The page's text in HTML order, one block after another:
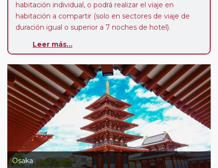
habitación individual, o podrá realizar el viaje en
habitación a compartir (solo en sectores de viaje de
duración igual o superior a 7 noches de hotel).
año, ofrece a los pasajeros que ya hayan viajado con
nuestro Club de Pasajeros (cuya obtención se realiza
tras rellenar el cuestionario de satisfacción en "Mi viaje")
o los que estén en luna de miel contarán con un
descuento del 5%.
Leer más...
Osaka